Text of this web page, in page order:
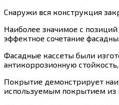
Снаружи вся конструкция
Наиболее значимое с
эффектное сочетание
Фасадные кассеты были
антикоррозионную
Покрытие демонстрирует
используемым покрытием из